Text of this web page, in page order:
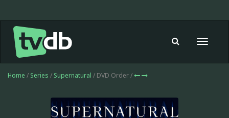
Toggle
Home / Series / Supernatural / DVD Order /